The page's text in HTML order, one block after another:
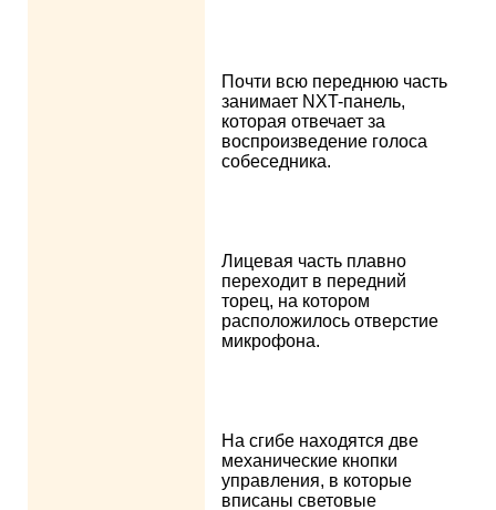
Почти всю переднюю часть
занимает NXT-панель,
которая отвечает за
воспроизведение голоса
собеседника.
Лицевая часть плавно
переходит в передний
торец, на котором
расположилось отверстие
микрофона.
На сгибе находятся две
механические кнопки
управления, в которые
вписаны световые